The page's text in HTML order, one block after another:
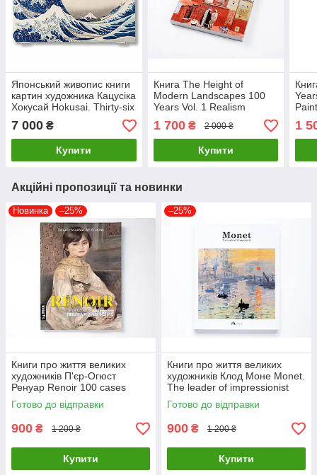
Японський живопис книги
картин художника Кацусіка
Хокусай Hokusai. Thirty-six
Views of Mount
Fuji,Taschen
7 000 ₴
Купити
Книга The Height of
Modern Landscapes 100
Years Vol. 1 Realism
Пейзажний живопис 1910-
2010
1 700₴ 2 000 ₴
Купити
1
Акційні пропозиції та новинки
Новинка –25%
Книги про життя великих
художників П'єр-Огюст
Ренуар Renoir 100 cases
classic selections Подарункові
книги про мистецтво
Готово до відправки
900 ₴ 1 200 ₴
Купити
–25%
Книги про життя великих
художників Клод Моне Monet.
The leader of impressionist
Подарункові книги про
мистецтво
Готово до відправки
900 ₴ 1 200 ₴
Купити